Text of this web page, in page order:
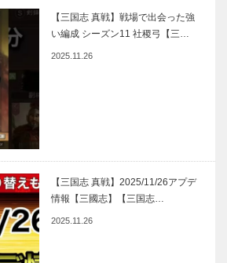
【三国志 真戦】戦場で出会った強
い編成 シーズン11 社稷弓【三…
2025.11.26
【三国志 真戦】2025/11/26アプデ
情報【三國志】【三国志…
2025.11.26